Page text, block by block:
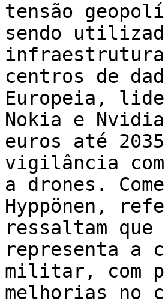
tensão
sendo
centros de
Europeia,
Nokia e
euros até
vigilância
a drones.
Hyppönen,
ressaltam
representa a
militar, com
melhorias no